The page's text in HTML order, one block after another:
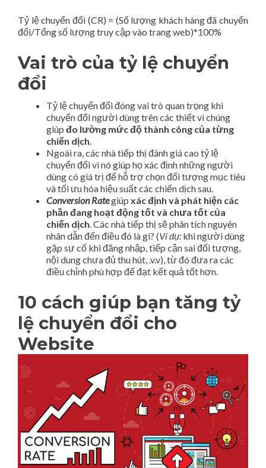
Tỷ lệ chuyển đổi (CR) = (Số lượng khách hàng đã chuyển
đổi/Tổng số lượng truy cập vào trang web)*100%
Vai trò của tỷ lệ chuyển
đổi
Tỷ lệ chuyển đổi đóng vai trò quan trọng khi
chuyển đổi người dùng trên các thiết vì chúng
giúp đo lường mức độ thành công của từng
chiến dịch
Ngoài ra, các nhà tiếp thị đánh giá cao tỷ lệ
chuyển đổi vì nó giúp họ xác định những người
dùng có giá trị để hỗ trợ chọn đối tượng mục tiêu
và tối ưu hóa hiệu suất các chiến dịch sau.
Conversion Rategiúp xác định và phát hiện các
phần đang hoạt động tốt và chưa tốt của
chiến dịch . Các nhà tiếp thị sẽ phân tích nguyên
nhân dẫn đến điều đó là gì? (Ví dụ: khi người dùng
gặp sự cố khi đăng nhập, tiếp cận sai đối tượng,
nội dung chưa đủ thu hút, .v.v), từ đó đưa ra các
điều chỉnh phù hợp để đạt kết quả tốt hơn.
10 cách giúp bạn tăng tỷ
lệ chuyển đổi cho
Website